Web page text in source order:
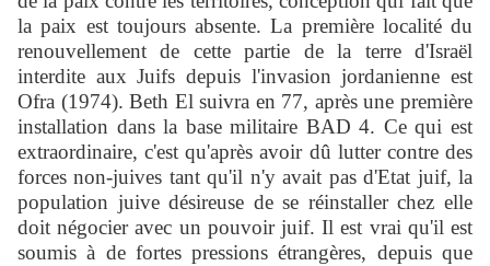
la paix est toujours absente. La première localité du
renouvellement de cette partie de la terre d'Israël
interdite aux Juifs depuis l'invasion jordanienne est
Ofra (1974). Beth El suivra en 77, après une première
installation dans la base militaire BAD 4. Ce qui est
extraordinaire, c'est qu'après avoir dû lutter contre des
forces non-juives tant qu'il n'y avait pas d'Etat juif, la
population juive désireuse de se réinstaller chez elle
doit négocier avec un pouvoir juif. Il est vrai qu'il est
soumis à de fortes pressions étrangères, depuis que